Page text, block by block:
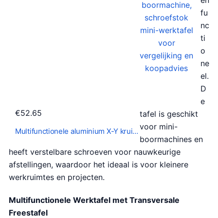
€52.65
Multifunctionele aluminium X-Y krui…
fu
nc
ti
o
ne
el.
D
e
tafel is geschikt
voor mini-
boormachines en
heeft verstelbare schroeven voor nauwkeurige
afstellingen, waardoor het ideaal is voor kleinere
werkruimtes en projecten.
Multifunctionele Werktafel met Transversale
Freestafel